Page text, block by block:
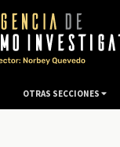
OTRAS SECCIONES